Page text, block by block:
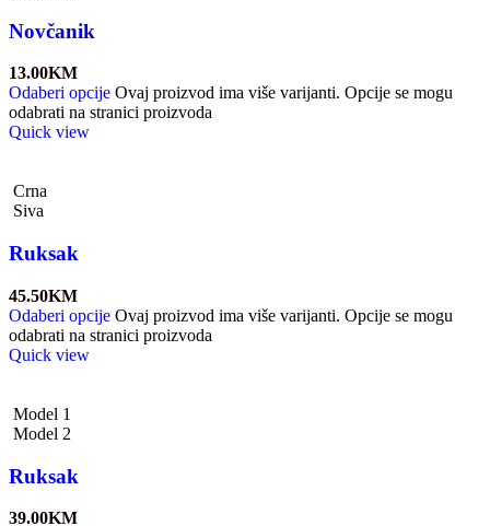
Novčanik
13.00KM
Odaberi opcije Ovaj proizvod ima više varijanti. Opcije se mogu
odabrati na stranici proizvoda
Quick view
Crna
Siva
Ruksak
45.50KM
Odaberi opcije Ovaj proizvod ima više varijanti. Opcije se mogu
odabrati na stranici proizvoda
Quick view
Model 1
Model 2
Ruksak
39.00KM